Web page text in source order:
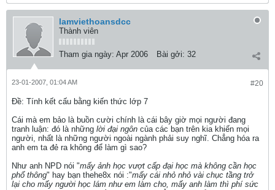
lamviethoansdcc
Thành viên
Tham gia ngày: Apr 2006 Bài gởi: 32
#20
23-01-2007, 01:04 AM
Ðề: Tính kết cấu bằng kiến thức lớp 7
Cái mà em bảo là buồn cười chính là cái bây giờ mọi người đang
tranh luận: đó là những lời đại ngôn của các bạn trên kia khiến mọi
người, nhất là những người ngoài ngành phải suy nghĩ. Chẳng hóa ra
anh em ta đẻ ra không để làm gì sao?
Như anh NPD nói "mấy ảnh học vượt cấp đại học mà không cần học
phổ thông" hay bạn thehe8x nói :"mấy cái nhỏ nhỏ vài chục tầng trở
lại cho mấy người học lám như em làm cho, mấy anh làm thì phí sức